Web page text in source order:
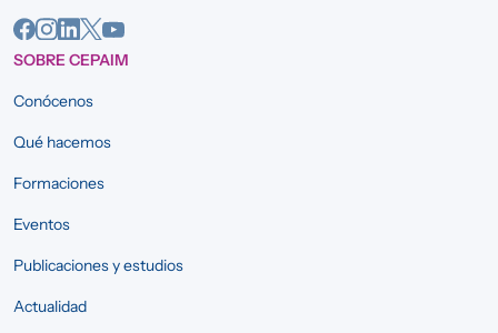
SOBRE CEPAIM
Conócenos
Qué hacemos
Formaciones
Eventos
Publicaciones y estudios
Actualidad